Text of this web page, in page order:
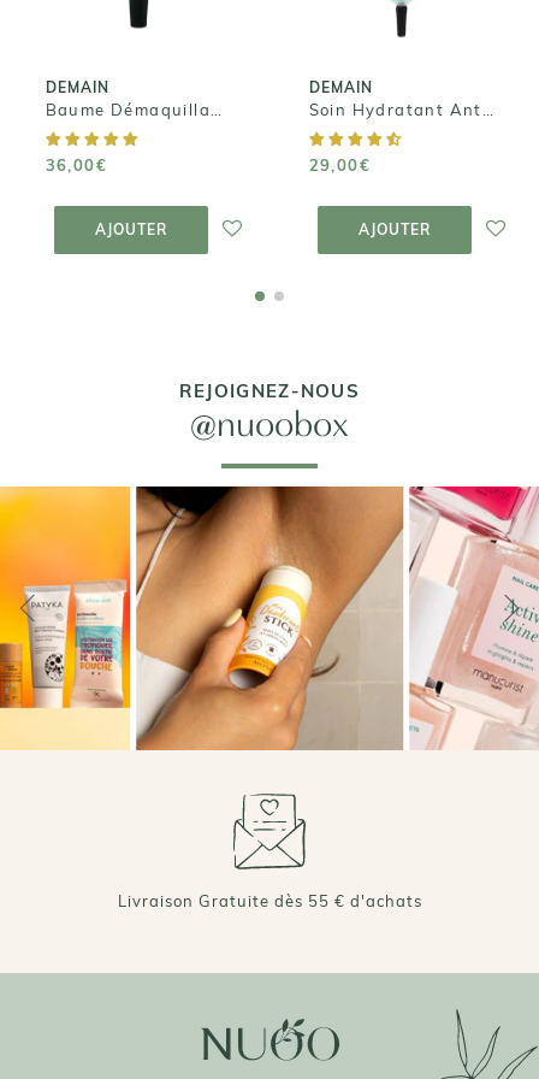
DEMAIN
36,00€
AJOUTER
36,00€
PANIER
DEMAIN
29,00€
AJOUTER
29,00€
PANIER
REJOIGNEZ-NOUS
@nuoobox
Livraison Gratuite dès 55 € d'achats